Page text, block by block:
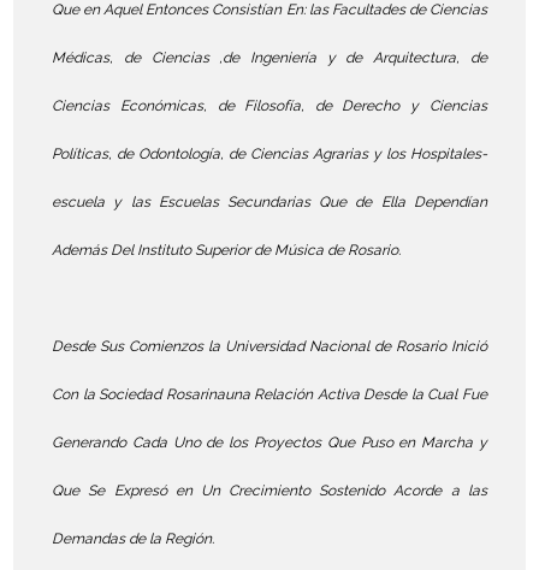
Que en Aquel Entonces Consistían En: las Facultades de Ciencias
Médicas, de Ciencias ,de Ingeniería y de Arquitectura, de
Ciencias Económicas, de Filosofía, de Derecho y Ciencias
Políticas, de Odontología, de Ciencias Agrarias y los Hospitales-
escuela y las Escuelas Secundarias Que de Ella Dependían
Además Del Instituto Superior de Música de Rosario.
Desde Sus Comienzos la Universidad Nacional de Rosario Inició
Con la Sociedad Rosarinauna Relación Activa Desde la Cual Fue
Generando Cada Uno de los Proyectos Que Puso en Marcha y
Que Se Expresó en Un Crecimiento Sostenido Acorde a las
Demandas de la Región.